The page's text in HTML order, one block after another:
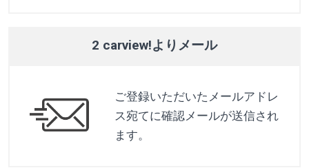
2 carview!よりメール
ご登録いただいたメールアドレ
ス宛てに確認メールが送信され
ます。